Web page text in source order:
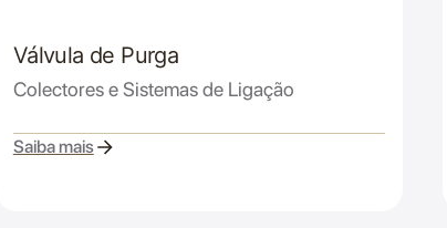
Válvula de Purga
Colectores e Sistemas de Ligação
Saiba mais